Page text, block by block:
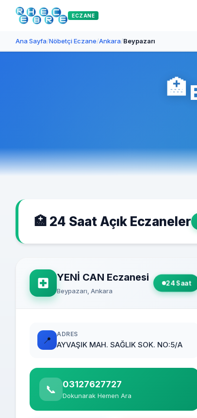
ECZANE
Ana Sayfa/Nöbetçi Eczane/Ankara/Beypazarı
🏥
🏥 24 Saat Açık Eczaneler
YENİ CAN Eczanesi
Beypazarı, Ankara
24 Saat
📍
ADRES
AYVAŞIK MAH. SAĞLIK SOK. NO:5/A
📞 03127627727
Dokunarak Hemen Ara